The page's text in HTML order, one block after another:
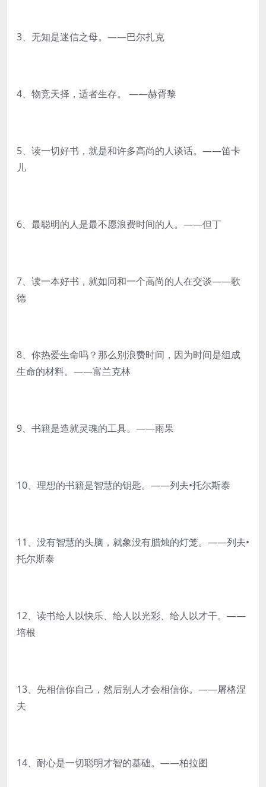
3、无知是迷信之母。——巴尔扎克
4、物竞天择，适者生存。 ——赫胥黎
5、读一切好书，就是和许多高尚的人谈话。——笛卡
儿
6、最聪明的人是最不愿浪费时间的人。——但丁
7、读一本好书，就如同和一个高尚的人在交谈——歌
德
8、你热爱生命吗？那么别浪费时间，因为时间是组成
生命的材料。——富兰克林
9、书籍是造就灵魂的工具。——雨果
10、理想的书籍是智慧的钥匙。——列夫•托尔斯泰
11、没有智慧的头脑，就象没有腊烛的灯笼。——列夫•
托尔斯泰
12、读书给人以快乐、给人以光彩、给人以才干。——
培根
13、先相信你自己，然后别人才会相信你。——屠格涅
夫
14、耐心是一切聪明才智的基础。——柏拉图